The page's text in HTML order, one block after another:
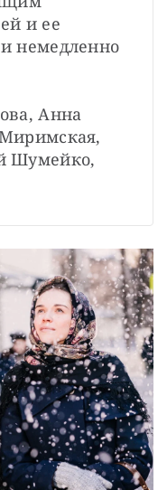
и ее
немедленно
Анна
Шумейко,